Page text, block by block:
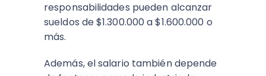
responsabilidades pueden alcanzar
sueldos de $1.300.000 a $1.600.000 o
más.
Además, el salario también depende